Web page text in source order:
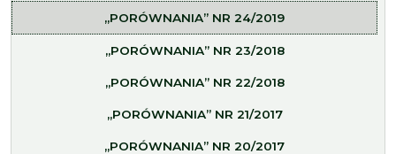
„PORÓWNANIA” NR 24/2019
„PORÓWNANIA” NR 23/2018
„PORÓWNANIA” NR 22/2018
„PORÓWNANIA” NR 21/2017
„PORÓWNANIA” NR 20/2017